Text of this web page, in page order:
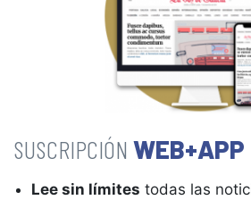
WEB+APP
Lee sin límites todas las